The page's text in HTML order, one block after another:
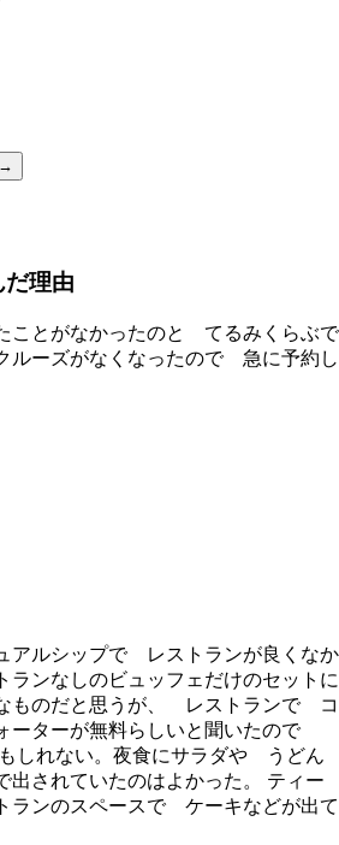
→
だ理由
ことがなかったのと てるみくらぶで
ルーズがなくなったので 急に予約し
アルシップで レストランが良くなか
ンなしのビュッフェだけのセットに
ものだと思うが、 レストランで コ
ーターが無料らしいと聞いたので
しれない。夜食にサラダや うどん
されていたのはよかった。 ティー
ランのスペースで ケーキなどが出て